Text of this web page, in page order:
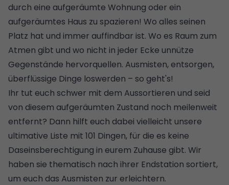
durch eine aufgeräumte Wohnung oder ein
aufgeräumtes Haus zu spazieren! Wo alles seinen
Platz hat und immer auffindbar ist. Wo es Raum zum
Atmen gibt und wo nicht in jeder Ecke unnütze
Gegenstände hervorquellen. Ausmisten, entsorgen,
überflüssige Dinge loswerden – so geht's!
Ihr tut euch schwer mit dem Aussortieren und seid
von diesem aufgeräumten Zustand noch meilenweit
entfernt? Dann hilft euch dabei vielleicht unsere
ultimative Liste mit 101 Dingen, für die es keine
Daseinsberechtigung in eurem Zuhause gibt. Wir
haben sie thematisch nach ihrer Endstation sortiert,
um euch das Ausmisten zur erleichtern.